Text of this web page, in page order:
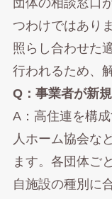
団体の相談窓口
つわけではあり
照らし合わせた
行われるため、
Q：事業者が新
A：高住連を構
人ホーム協会な
ます。各団体ご
自施設の種別に